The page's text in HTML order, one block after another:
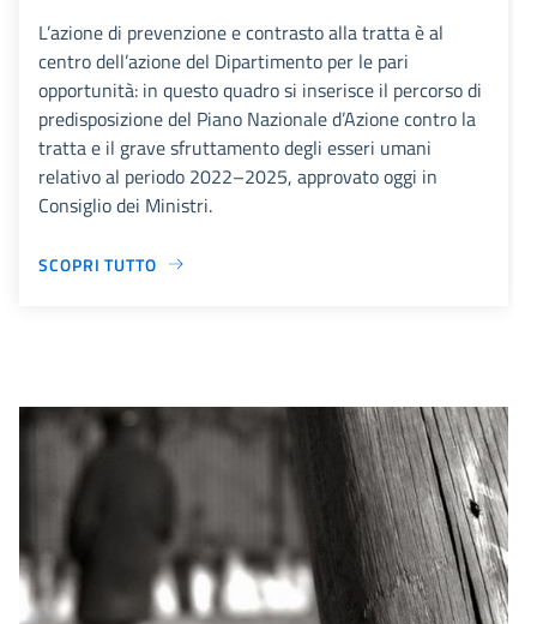
L’azione di prevenzione e contrasto alla tratta è al
centro dell’azione del Dipartimento per le pari
opportunità: in questo quadro si inserisce il percorso di
predisposizione del Piano Nazionale d’Azione contro la
tratta e il grave sfruttamento degli esseri umani
relativo al periodo 2022–2025, approvato oggi in
Consiglio dei Ministri.
SCOPRI TUTTO